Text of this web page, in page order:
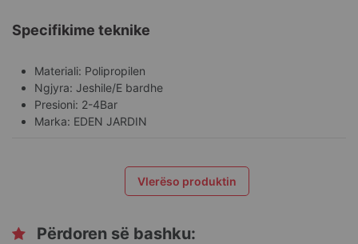
Specifikime teknike
Materiali: Polipropilen
Ngjyra: Jeshile/E bardhe
Presioni: 2-4Bar
Marka: EDEN JARDIN
Vlerëso produktin
Përdoren së bashku: